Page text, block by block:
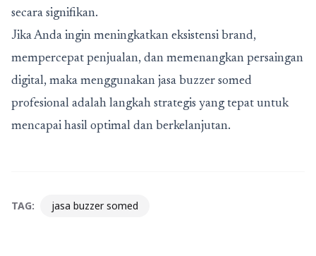
secara signifikan.
Jika Anda ingin meningkatkan eksistensi brand,
mempercepat penjualan, dan memenangkan persaingan
digital, maka menggunakan jasa buzzer somed
profesional adalah langkah strategis yang tepat untuk
mencapai hasil optimal dan berkelanjutan.
TAG: jasa buzzer somed